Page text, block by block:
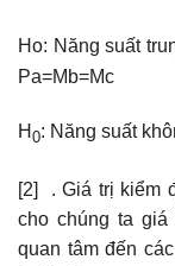
Ho: Năng suất
Pa=Mb=Mc
H 0: Năng suất
[2] . Giá trị kiểm
cho chúng ta
quan tâm đến